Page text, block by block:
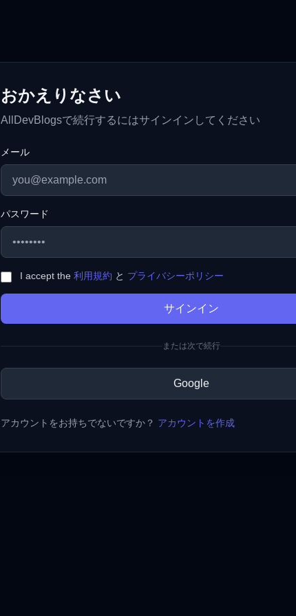
おかえりなさい
AllDevBlogsで続行するにはサインインしてください
メール
パスワード
I accept the 利用規約 と プライバシーポリシー
サインイン
または次で続行
Google
アカウントをお持ちでないですか？ アカウントを作成